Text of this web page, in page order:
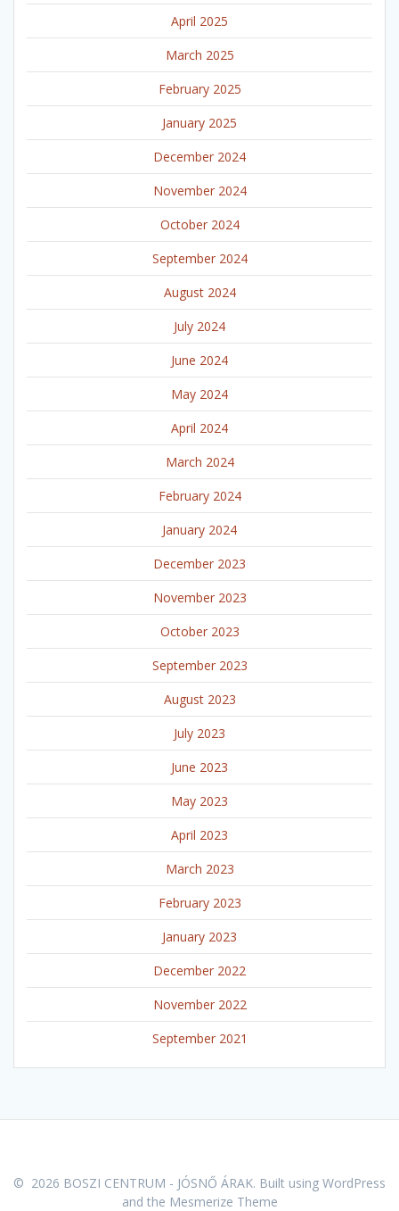
April 2025
March 2025
February 2025
January 2025
December 2024
November 2024
October 2024
September 2024
August 2024
July 2024
June 2024
May 2024
April 2024
March 2024
February 2024
January 2024
December 2023
November 2023
October 2023
September 2023
August 2023
July 2023
June 2023
May 2023
April 2023
March 2023
February 2023
January 2023
December 2022
November 2022
September 2021
© 2026 BOSZI CENTRUM - JÓSNŐ ÁRAK. Built using WordPress
and the Mesmerize Theme